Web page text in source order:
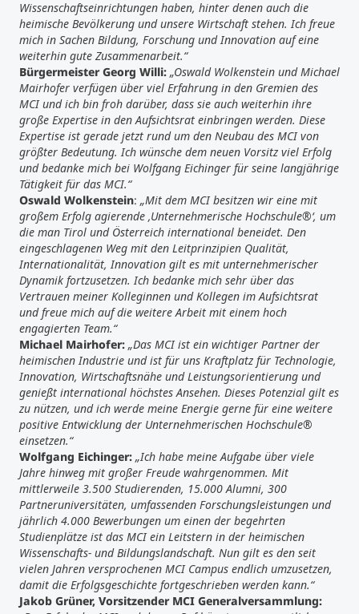
Wissenschaftseinrichtungen haben, hinter denen auch die
heimische Bevölkerung und unsere Wirtschaft stehen. Ich freue
mich in Sachen Bildung, Forschung und Innovation auf eine
weiterhin gute Zusammenarbeit.“
Bürgermeister Georg Willi: „Oswald Wolkenstein und Michael
Mairhofer verfügen über viel Erfahrung in den Gremien des
MCI und ich bin froh darüber, dass sie auch weiterhin ihre
große Expertise in den Aufsichtsrat einbringen werden. Diese
Expertise ist gerade jetzt rund um den Neubau des MCI von
größter Bedeutung. Ich wünsche dem neuen Vorsitz viel Erfolg
und bedanke mich bei Wolfgang Eichinger für seine langjährige
Tätigkeit für das MCI.“
Oswald Wolkenstein: „Mit dem MCI besitzen wir eine mit
großem Erfolg agierende ‚Unternehmerische Hochschule®‘, um
die man Tirol und Österreich international beneidet. Den
eingeschlagenen Weg mit den Leitprinzipien Qualität,
Internationalität, Innovation gilt es mit unternehmerischer
Dynamik fortzusetzen. Ich bedanke mich sehr über das
Vertrauen meiner Kolleginnen und Kollegen im Aufsichtsrat
und freue mich auf die weitere Arbeit mit einem hoch
engagierten Team.“
Michael Mairhofer: „Das MCI ist ein wichtiger Partner der
heimischen Industrie und ist für uns Kraftplatz für Technologie,
Innovation, Wirtschaftsnähe und Leistungsorientierung und
genießt international höchstes Ansehen. Dieses Potenzial gilt es
zu nützen, und ich werde meine Energie gerne für eine weitere
positive Entwicklung der Unternehmerischen Hochschule®
einsetzen.“
Wolfgang Eichinger: „Ich habe meine Aufgabe über viele
Jahre hinweg mit großer Freude wahrgenommen. Mit
mittlerweile 3.500 Studierenden, 15.000 Alumni, 300
Partneruniversitäten, umfassenden Forschungsleistungen und
jährlich 4.000 Bewerbungen um einen der begehrten
Studienplätze ist das MCI ein Leitstern in der heimischen
Wissenschafts- und Bildungslandschaft. Nun gilt es den seit
vielen Jahren versprochenen MCI Campus endlich umzusetzen,
damit die Erfolgsgeschichte fortgeschrieben werden kann.“
Jakob Grüner, Vorsitzender MCI Generalversammlung: